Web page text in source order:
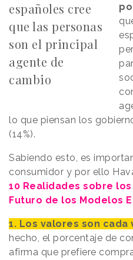
españoles cree
que las personas
son el principal
agente de
cambio
lo que piensan los
(14%).
Sabiendo esto, es
consumidor y por ello
10 Realidades sobre
Futuro de los Modelos
1. Los valores son cada
hecho, el porcentaje de
afirma que prefiere